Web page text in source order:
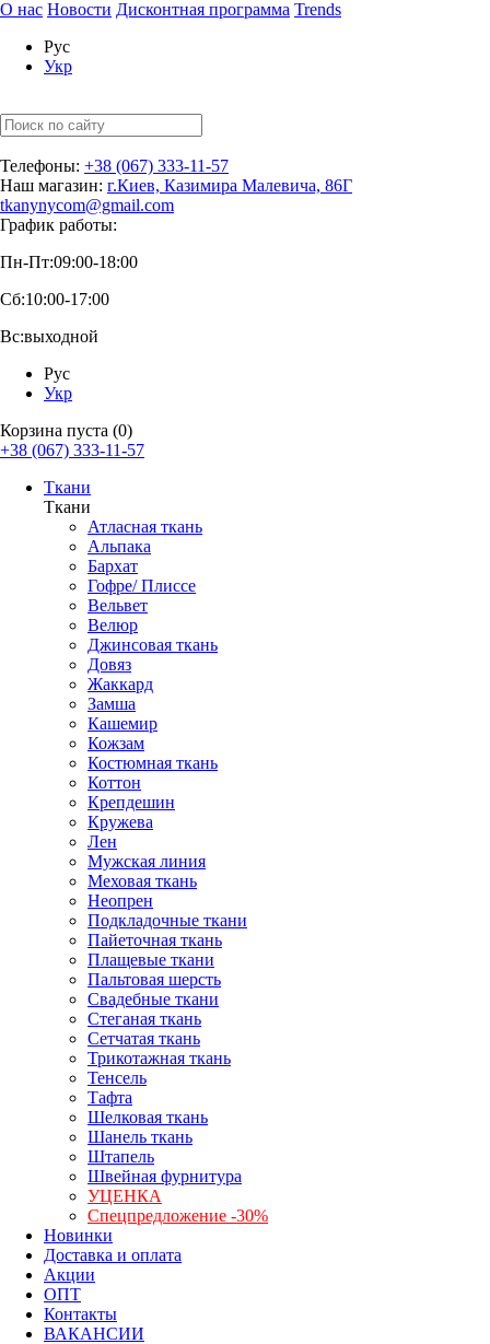
О нас Новости Дисконтная программа Trends
Рус
Укр
Телефоны: +38 (067) 333-11-57
Наш магазин: г.Киев, Казимира Малевича, 86Г
tkanynycom@gmail.com
График работы:
Пн-Пт:09:00-18:00
Сб:10:00-17:00
Вс:выходной
Рус
Укр
Корзина пуста (0)
+38 (067) 333-11-57
Ткани
Ткани
Атласная ткань
Альпака
Бархат
Гофре/ Плиссе
Вельвет
Велюр
Джинсовая ткань
Довяз
Жаккард
Замша
Кашемир
Кожзам
Костюмная ткань
Коттон
Крепдешин
Кружева
Лен
Мужская линия
Меховая ткань
Неопрен
Подкладочные ткани
Пайеточная ткань
Плащевые ткани
Пальтовая шерсть
Свадебные ткани
Стеганая ткань
Сетчатая ткань
Трикотажная ткань
Тенсель
Тафта
Шелковая ткань
Шанель ткань
Штапель
Швейная фурнитура
УЦЕНКА
Спецпредложение -30%
Новинки
Доставка и оплата
Акции
ОПТ
Контакты
ВАКАНСИИ